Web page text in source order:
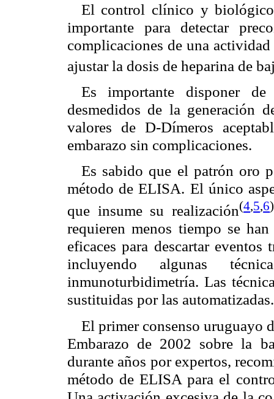
El control clínico y
importante para detectar
complicaciones de una
ajustar la dosis de heparina de
Es importante disponer
desmedidos de la generación
valores de D-Dímeros
embarazo sin complicaciones.
Es sabido que el patrón oro
método de ELISA. El único
que insume su realización(4,5,6)
requieren menos tiempo se
eficaces para descartar
incluyendo algunas
inmunoturbidimetría. Las
sustituidas por las automatizadas.
El primer consenso uruguayo
Embarazo de 2002 sobre la
durante años por expertos,
método de ELISA para el